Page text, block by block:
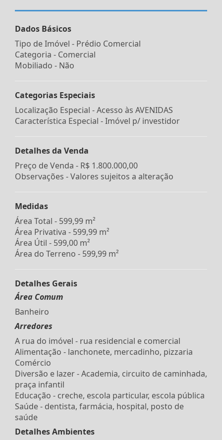
Dados Básicos
Tipo de Imóvel - Prédio Comercial
Categoria - Comercial
Mobiliado - Não
Categorias Especiais
Localização Especial - Acesso às AVENIDAS
Característica Especial - Imóvel p/ investidor
Detalhes da Venda
Preço de Venda - R$ 1.800.000,00
Observações - Valores sujeitos a alteração
Medidas
Área Total - 599,99 m²
Área Privativa - 599,99 m²
Área Útil - 599,00 m²
Área do Terreno - 599,99 m²
Detalhes Gerais
Área Comum
Banheiro
Arredores
A rua do imóvel - rua residencial e comercial
Alimentação - lanchonete, mercadinho, pizzaria
Comércio
Diversão e lazer - Academia, circuito de caminhada,
praça infantil
Educação - creche, escola particular, escola pública
Saúde - dentista, farmácia, hospital, posto de
saúde
Detalhes Ambientes